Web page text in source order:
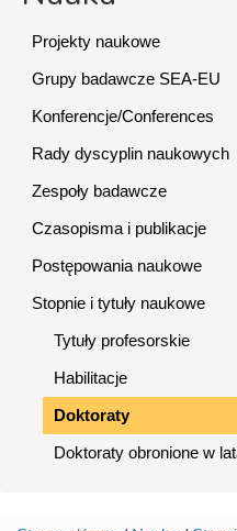
Projekty naukowe
Grupy badawcze SEA-EU
Konferencje/Conferences
Rady dyscyplin naukowych
Zespoły badawcze
Czasopisma i publikacje
Postępowania naukowe
Stopnie i tytuły naukowe
Tytuły profesorskie
Habilitacje
Doktoraty
Doktoraty obronione w